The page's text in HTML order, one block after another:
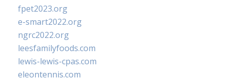
fpet2023.org
e-smart2022.org
ngrc2022.org
leesfamilyfoods.com
lewis-lewis-cpas.com
eleontennis.com